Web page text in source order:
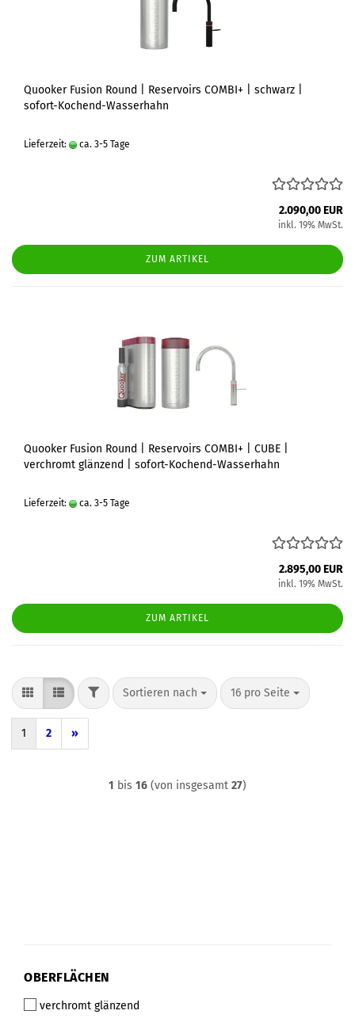
Quooker Fusion Round | Reservoirs COMBI+ | schwarz |
sofort-Kochend-Wasserhahn
Lieferzeit: ca. 3-5 Tage
2.090,00 EUR
inkl. 19% MwSt.
ZUM ARTIKEL
Quooker Fusion Round | Reservoirs COMBI+ | CUBE |
verchromt glänzend | sofort-Kochend-Wasserhahn
Lieferzeit: ca. 3-5 Tage
2.895,00 EUR
inkl. 19% MwSt.
ZUM ARTIKEL
FILTERSortieren nach
Sortieren nach 16 pro Seite
pro Seite
1 2 »
1 bis 16 (von insgesamt 27)
OBERFLÄCHEN
OBERFLÄCHEN
verchromt glänzend